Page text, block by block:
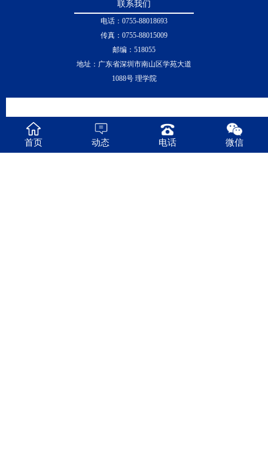
首页 动态 电话 微信
联系我们
电话：0755-88018693
传真：0755-88015009
邮编：518055
地址：广东省深圳市南山区学苑大道
1088号 理学院